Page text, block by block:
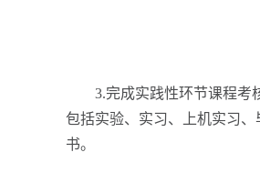
3.完成实践性环节课程考核
包括实验、实习、上机实习
书。